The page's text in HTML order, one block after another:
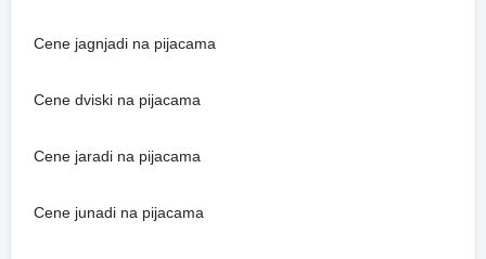
Cene jagnjadi na pijacama
Cene dviski na pijacama
Cene jaradi na pijacama
Cene junadi na pijacama